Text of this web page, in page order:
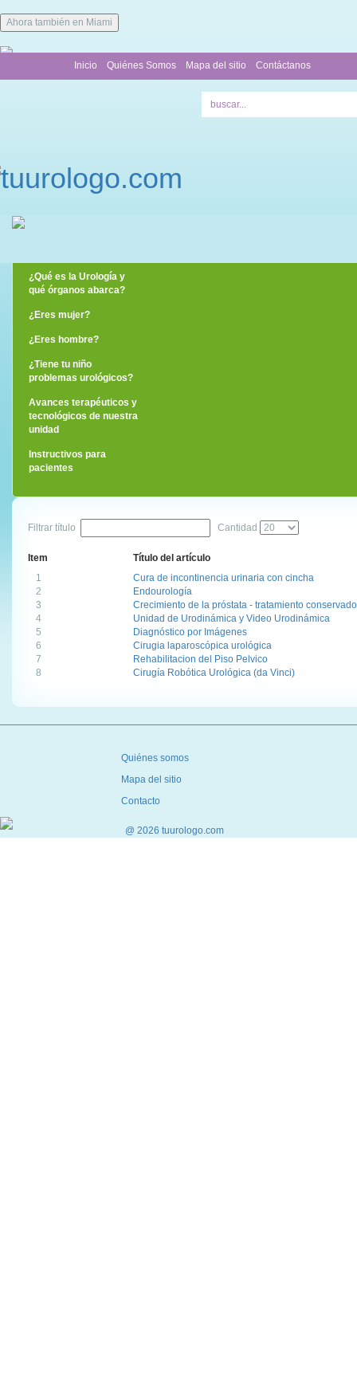
Ahora también en Miami
Contáctanos
Mapa del sitio
Quiénes Somos
Inicio
¿Qué es la Urología y
qué órganos abarca?
¿Eres mujer?
¿Eres hombre?
¿Tiene tu niño
problemas urológicos?
Avances terapéuticos y
tecnológicos de nuestra
unidad
Instructivos para
pacientes
Filtrar título Cantidad
Item
Título del artículo
1
Cura de incontinencia urinaria con cincha
2
Endourología
3
Crecimiento de la próstata - tratamiento
4
Unidad de Urodinámica y Video Urodinámica
5
Diagnóstico por Imágenes
6
Cirugia laparoscópica urológica
7
Rehabilitacion del Piso Pelvico
8
Cirugía Robótica Urológica (da Vinci)
Quiénes somos
Mapa del sitio
Contacto
@ 2026 tuurologo.com